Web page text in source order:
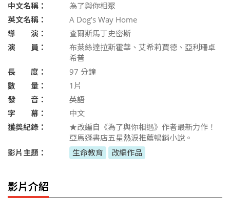
中文名稱：
為了與你相聚
英文名稱：
A Dog’s Way Home
導 演：
查爾斯馬丁史密斯
演 員：
布萊絲達拉斯霍華、艾希莉賈德、亞利珊卓
希普
長 度：
97 分鐘
數 量：
1片
發 音：
英語
字 幕：
中文
獲獎紀錄：
★改編自《為了與你相遇》作者最新力作！
亞馬遜書店五星熱淚推薦暢銷小說。
影片主題：
生命教育 改編作品
影片介紹